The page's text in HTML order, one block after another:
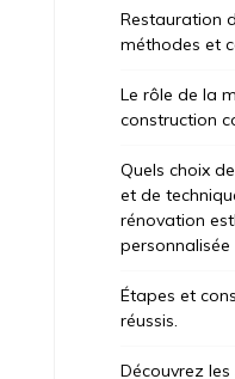
Restauration
méthodes et
Le rôle de la
construction
Quels choix
et de
rénovation
personnalisée
Étapes et
réussis.
Découvrez